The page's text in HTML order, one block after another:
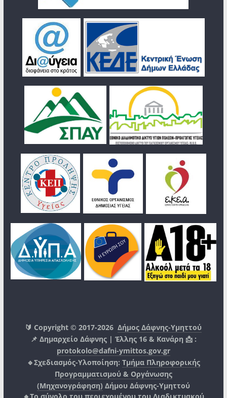
🔰 Copyright © 2017-2026Δήμος Δάφνης-Υμηττού
📌 Δημαρχείο Δάφνης | Έλλης 16 & Κανάρη 📩 :
protokolo@dafni-ymittos.gov.gr
🔹Σχεδιασμός-Υλοποίηση: Τμήμα Πληροφορικής
Προγραμματισμού & Οργάνωσης
(Μηχανογράφηση) Δήμου Δάφνης-Υμηττού